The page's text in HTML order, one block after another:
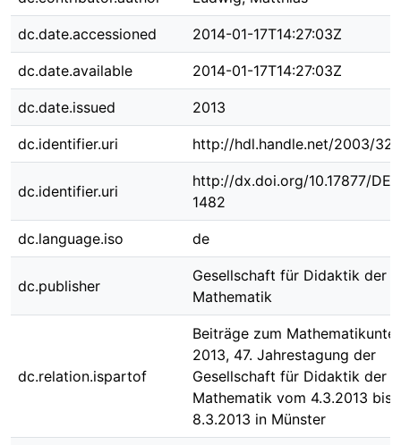
dc.date.accessioned 2014-01-17T14:27:03Z
dc.date.available 2014-01-17T14:27:03Z
dc.date.issued 2013
dc.identifier.uri http://hdl.handle.net/2003/
dc.identifier.uri
http://dx.doi.org/10.17877/
1482
dc.language.iso de
dc.publisher
Gesellschaft für Didaktik der
Mathematik
dc.relation.ispartof
Beiträge zum
2013, 47. Jahrestagung der
Gesellschaft für Didaktik der
Mathematik vom 4.3.2013 bis
8.3.2013 in Münster